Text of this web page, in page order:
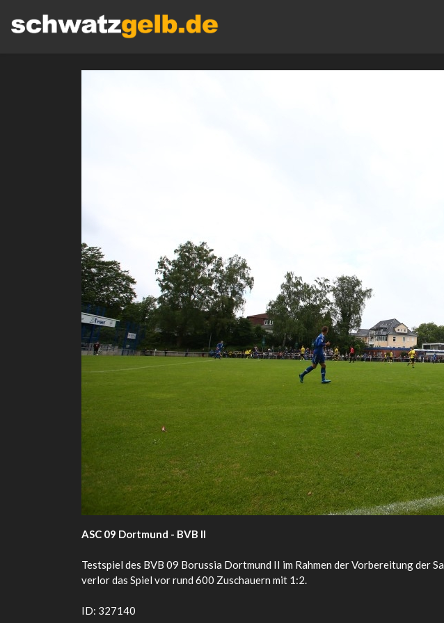
ASC 09 Dortmund - BVB II
Testspiel des BVB 09 Borussia Dortmund II im Rahmen der Vorbereitung der
verlor das Spiel vor rund 600 Zuschauern mit 1:2.
ID: 327140